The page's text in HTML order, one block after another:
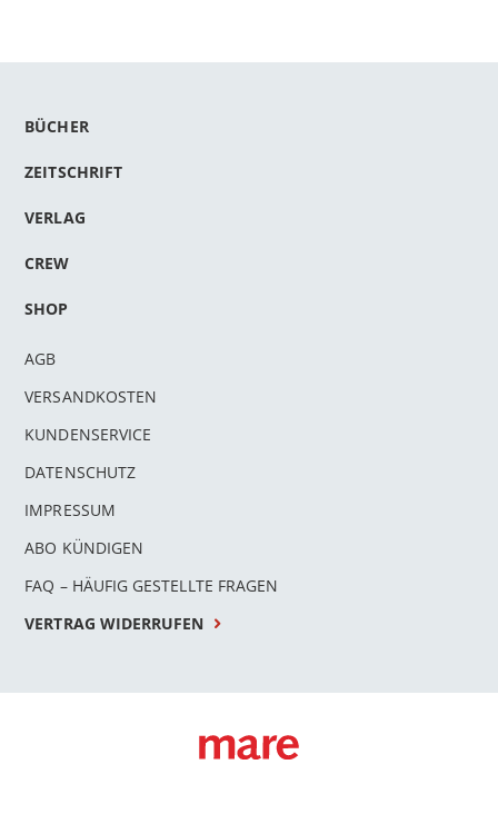
BÜCHER
ZEITSCHRIFT
VERLAG
CREW
SHOP
AGB
VERSANDKOSTEN
KUNDENSERVICE
DATENSCHUTZ
IMPRESSUM
ABO KÜNDIGEN
FAQ – HÄUFIG GESTELLTE FRAGEN
VERTRAG WIDERRUFEN